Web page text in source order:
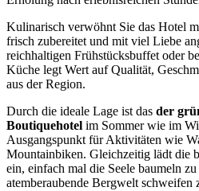
Kulinarisch verwöhnt Sie das Hotel
frisch zubereitet und mit viel Liebe
reichhaltigen Frühstücksbuffet oder
Küche legt Wert auf Qualität,
aus der Region.
Durch die ideale Lage ist das der
Boutiquehotel im Sommer wie im
Ausgangspunkt für Aktivitäten wie
Mountainbiken. Gleichzeitig lädt die
ein, einfach mal die Seele baumeln
atemberaubende Bergwelt schweifen